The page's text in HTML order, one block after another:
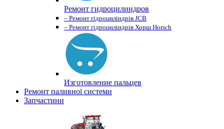
Ремонт гидроцилиндров
– Ремонт гідроциліндрів JCB
– Ремонт гідроциліндрів Хорш Horsch
Изготовление пальцев
Ремонт паливної системи
Запчастини